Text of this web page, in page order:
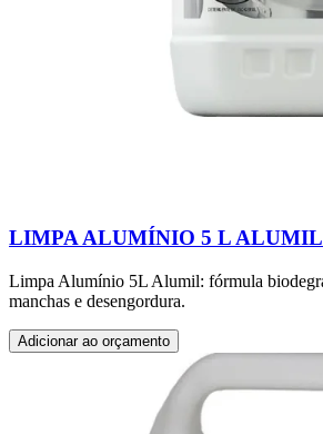
LIMPA ALUMÍNIO 5 L ALUMIL
Limpa Alumínio 5L Alumil: fórmula
manchas e desengordura.
Adicionar ao orçamento